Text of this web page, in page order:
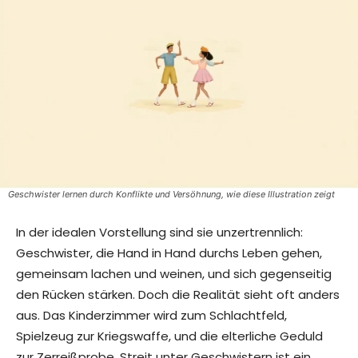
Geschwister lernen durch Konflikte und Versöhnung, wie diese Illustration zeigt
In der idealen Vorstellung sind sie unzertrennlich:
Geschwister, die Hand in Hand durchs Leben gehen,
gemeinsam lachen und weinen, und sich gegenseitig
den Rücken stärken. Doch die Realität sieht oft anders
aus. Das Kinderzimmer wird zum Schlachtfeld,
Spielzeug zur Kriegswaffe, und die elterliche Geduld